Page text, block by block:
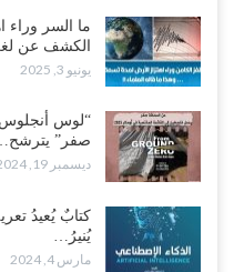
الكشف عن
يونيو 3, 2025
“لوس
صفر”
ديسمبر 19, 2024
كتابٌ يُعيدُ
يُنيرُ…
مارس 4, 2024